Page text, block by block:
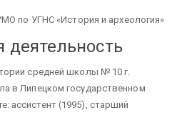
по УГНС «История и археология»
деятельность
средней школы № 10 г.
в Липецком государственном
ассистент (1995), старший